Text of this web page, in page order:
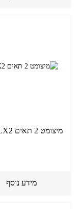
מיצומט 2 תאים 18LX2
מידע נוסף